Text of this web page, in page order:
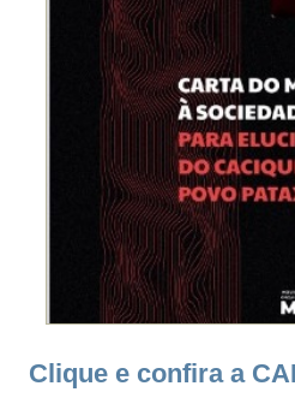
Clique e confira a